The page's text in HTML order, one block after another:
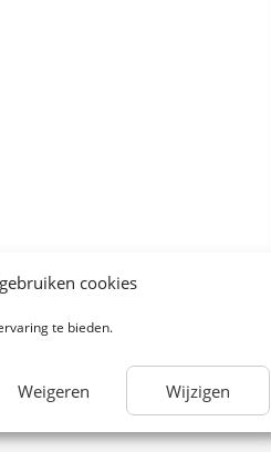
cookies
te bieden.
Weigeren Wijzigen